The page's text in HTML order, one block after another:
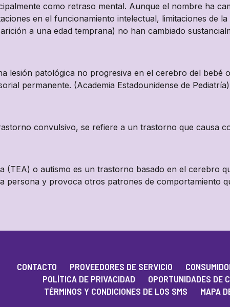
como retraso mental. Aunque el nombre ha
en el funcionamiento intelectual, limitaciones de
a una edad temprana) no han cambiado
lesión patológica no progresiva en el cerebro del bebé
permanente. (Academia Estadounidense de Pediatría)
convulsivo, se refiere a un trastorno que causa
(TEA) o autismo es un trastorno basado en el cerebro
persona y provoca otros patrones de comportamiento
CONTACTO PROVEEDORES DE SERVICIO
POLÍTICA DE PRIVACIDAD
OPORTUNIDADES DE
TÉRMINOS Y CONDICIONES DE LOS SMS
MAPA